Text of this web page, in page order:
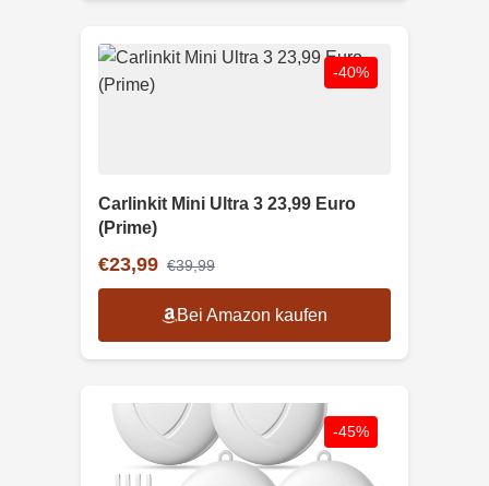
-40%
Carlinkit Mini Ultra 3 23,99 Euro
(Prime)
€23,99 €39,99
Bei Amazon kaufen
-45%